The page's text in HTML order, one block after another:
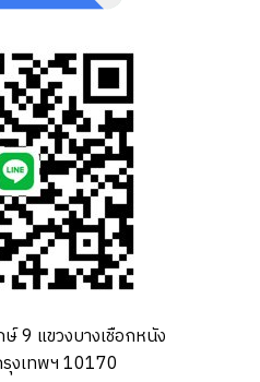
9 แขวงบางเชือกหนัง
งเทพฯ 10170